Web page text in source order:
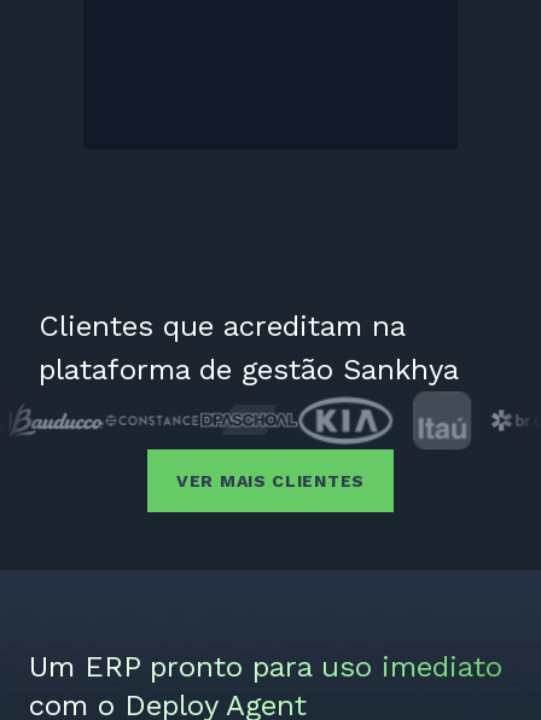
Clientes que acreditam na
plataforma de gestão Sankhya
VER MAIS CLIENTES
Um ERP pronto para uso imediato
com o Deploy Agent